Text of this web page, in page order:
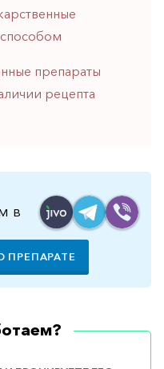
препараты
рецепта
в
ПРЕПАРАТЕ